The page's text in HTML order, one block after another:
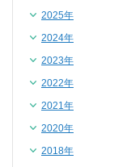
2025年
2024年
2023年
2022年
2021年
2020年
2018年